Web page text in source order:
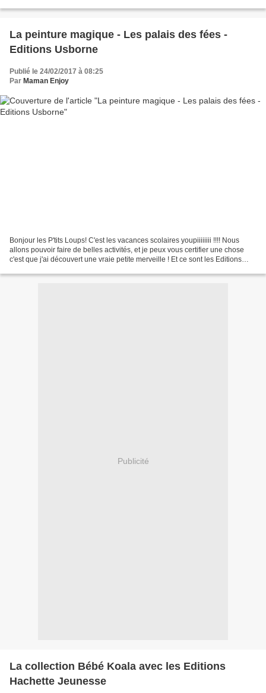
La peinture magique - Les palais des fées -
Editions Usborne
Publié le 24/02/2017 à 08:25
Par Maman Enjoy
Bonjour les P'tits Loups! C'est les vacances scolaires youpiiiiiiii !!!! Nous
allons pouvoir faire de belles activités, et je peux vous certifier une chose
c'est que j'ai découvert une vraie petite merveille ! Et ce sont les Editions
Publicité
La collection Bébé Koala avec les Editions
Hachette Jeunesse